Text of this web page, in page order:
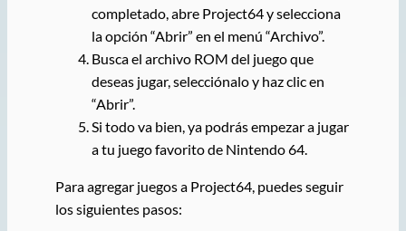
completado, abre Project64 y selecciona
la opción “Abrir” en el menú “Archivo”.
Busca el archivo ROM del juego que
deseas jugar, selecciónalo y haz clic en
“Abrir”.
Si todo va bien, ya podrás empezar a jugar
a tu juego favorito de Nintendo 64.
Para agregar juegos a Project64, puedes seguir
los siguientes pasos: